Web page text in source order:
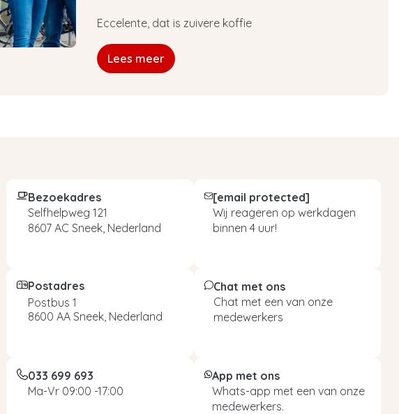
Eccelente, dat is zuivere koffie
Lees meer
Bezoekadres
Selfhelpweg 121
8607 AC Sneek, Nederland
[email protected]
Wij reageren op werkdagen
binnen 4 uur!
Postadres
Postbus 1
8600 AA Sneek, Nederland
Chat met ons
Chat met een van onze
medewerkers
033 699 693
Ma-Vr 09:00 -17:00
App met ons
Whats-app met een van onze
medewerkers.